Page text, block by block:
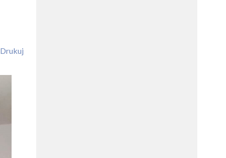
Drukuj